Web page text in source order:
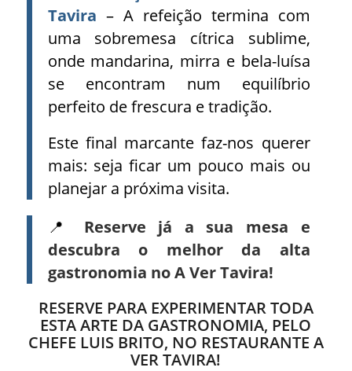
Tavira – A refeição termina com
uma sobremesa cítrica sublime,
onde mandarina, mirra e bela-luísa
se encontram num equilíbrio
perfeito de frescura e tradição.
Este final marcante faz-nos querer
mais: seja ficar um pouco mais ou
planejar a próxima visita.
📍 Reserve já a sua mesa e
descubra o melhor da alta
gastronomia no A Ver Tavira!
RESERVE PARA EXPERIMENTAR TODA
ESTA ARTE DA GASTRONOMIA, PELO
CHEFE LUIS BRITO, NO RESTAURANTE A
VER TAVIRA!